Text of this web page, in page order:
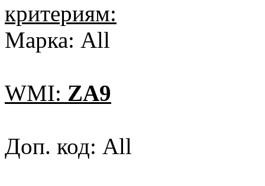
критериям:
Марка: All
WMI: ZA9
Доп. код: All